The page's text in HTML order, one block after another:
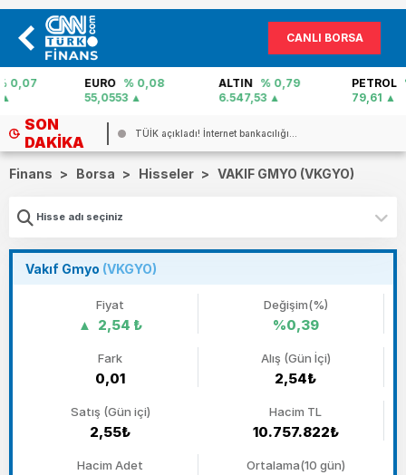
CANLI BORSA
EURO
% 0,08
ALTIN
% 0,79
PETROL
% 0,20
79,61
SON
DAKIKA
TÜİK açıkladı! İnternet bankacılığı...
Finans > Borsa > Hisseler > VAKIF GMYO (VKGYO)
Vakıf Gmyo (VKGYO)
Fiyat
2,54 ₺
Değişim(%)
%0,39
Fark
0,01
Alış (Gün İçi)
2,54₺
Satış (Gün içi)
2,55₺
Hacim TL
10.757.822₺
Hacim Adet Ortalama(10 gün)